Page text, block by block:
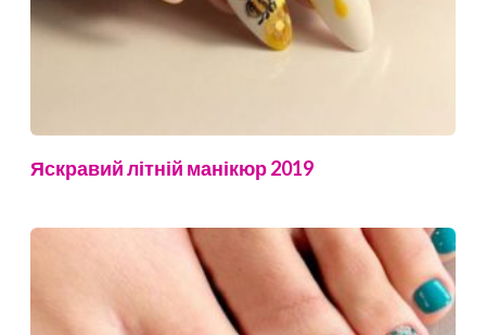
Яскравий літній манікюр 2019